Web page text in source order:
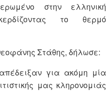
στην ελληνική
το θερμό
Στάθης, δήλωσε:
για ακόμη μία
μας κληρονομιάς